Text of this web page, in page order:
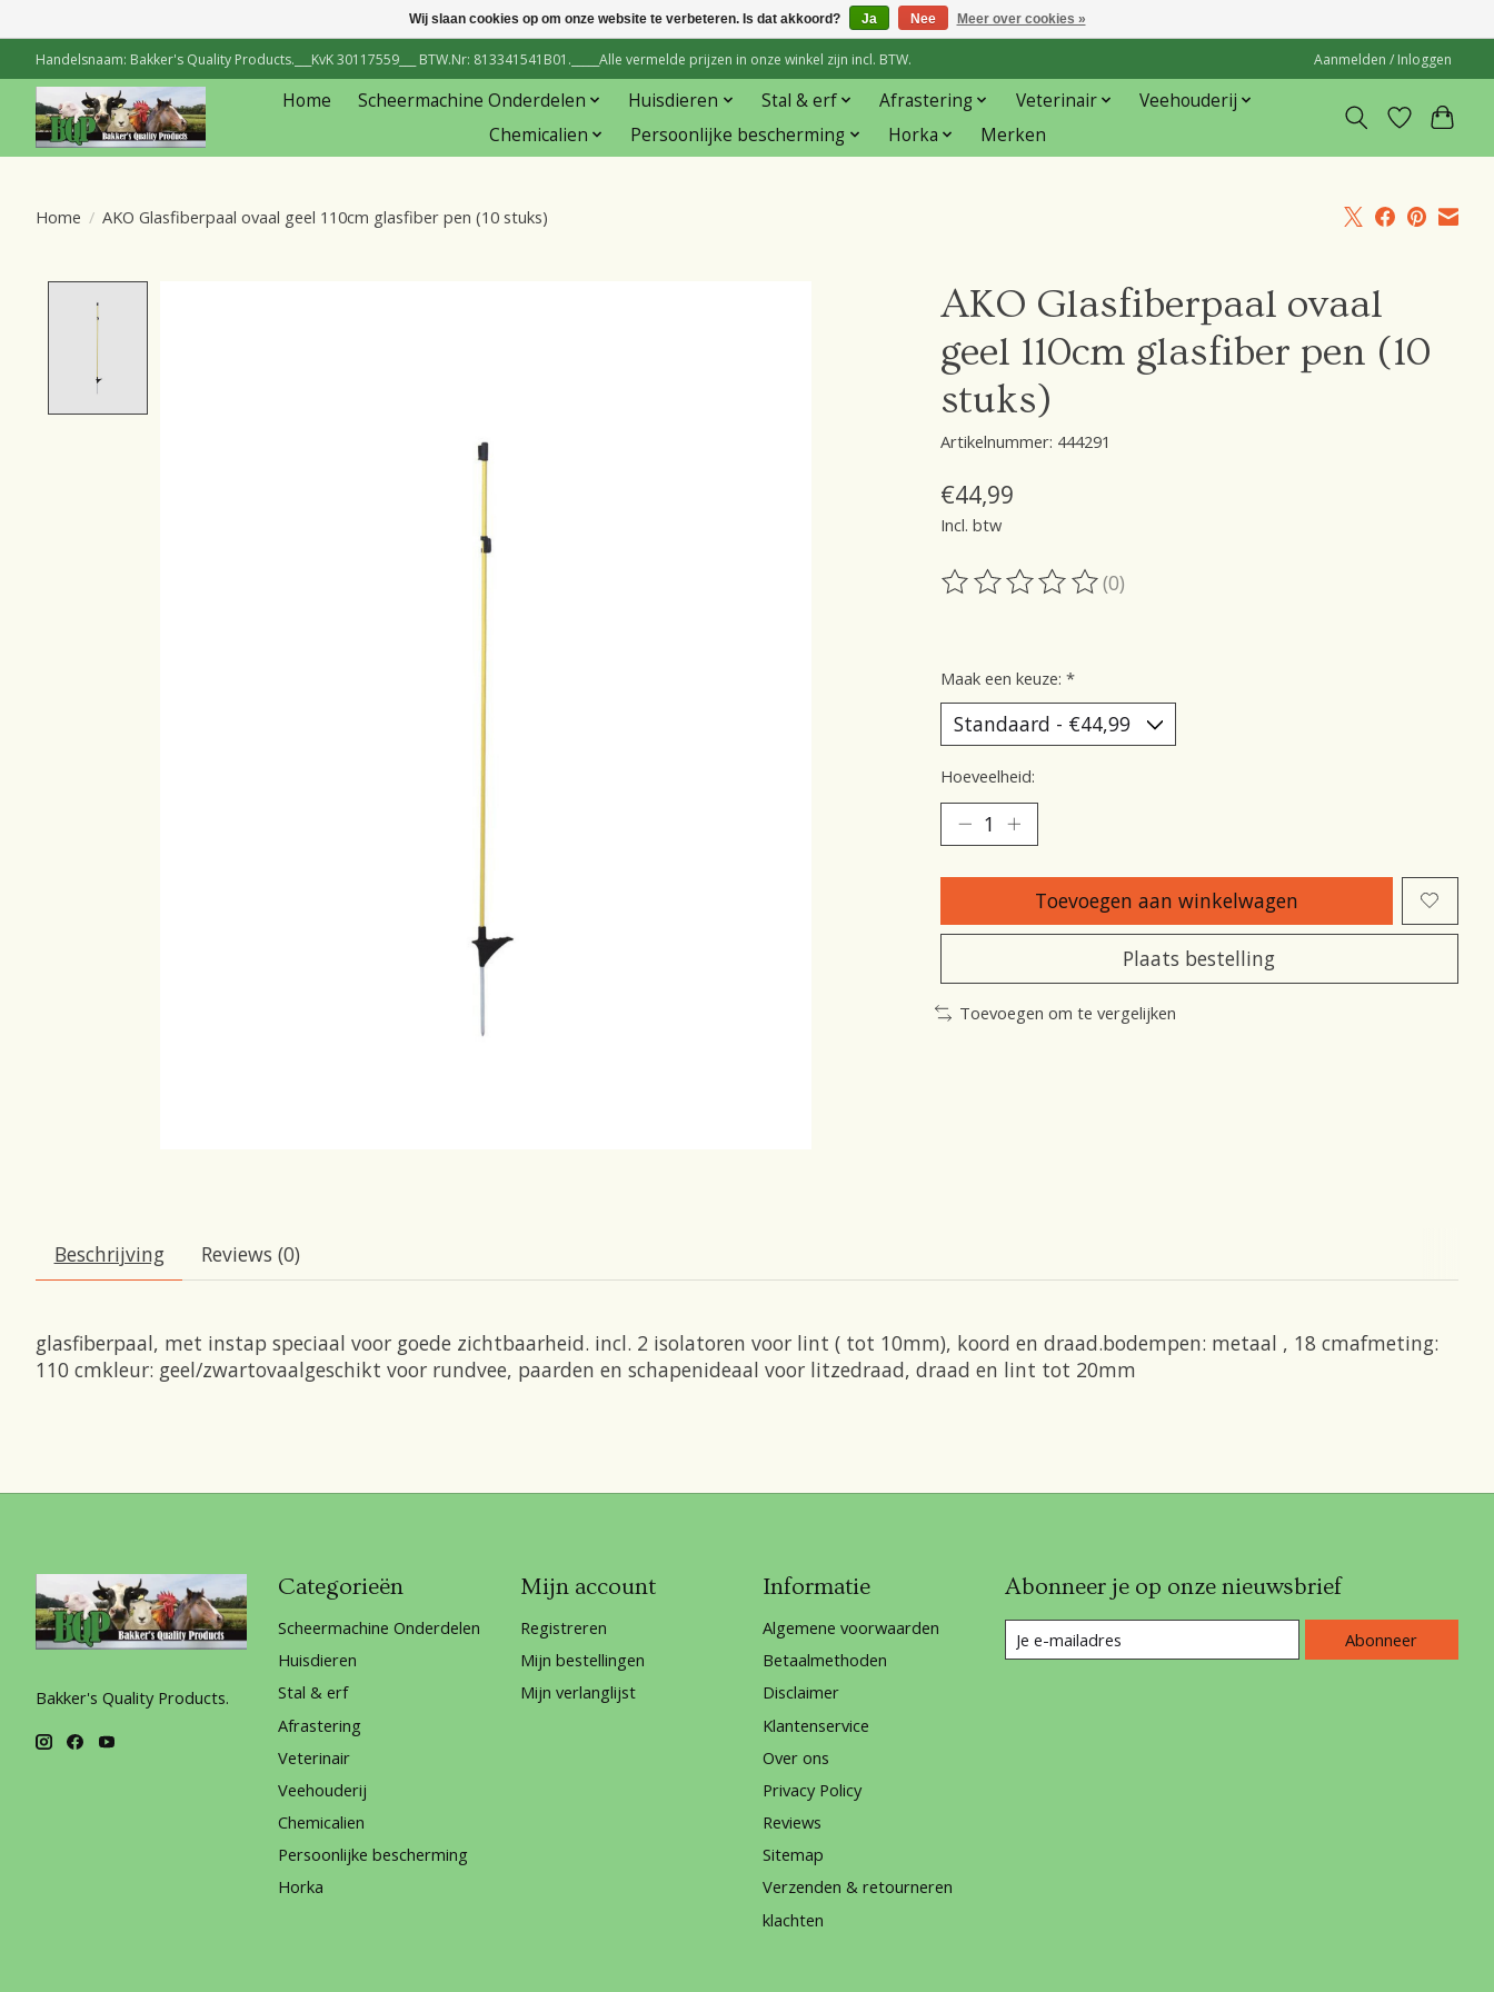
Handelsnaam: Bakker's Quality Products.___KvK 30117559___ BTW.Nr: 813341541B01._____Alle vermelde prijzen in onze winkel zijn incl. BTW. Aanmelden / Inloggen
Home Scheermachine Onderdelen Huisdieren Stal & erf Afrastering Veterinair
Veehouderij
Chemicalien
Persoonlijke bescherming Horka Merken
Home / AKO Glasfiberpaal ovaal geel 110cm glasfiber pen (10 stuks)
AKO Glasfiberpaal ovaal
geel 110cm glasfiber pen (10
stuks)
Artikelnummer: 444291
€44,99
Incl. btw
De beoordeling van dit product is
(0)
Maak een keuze: *
Hoeveelheid:
Toevoegen aan winkelwagen
Plaats bestelling
Toevoegen om te vergelijken
Beschrijving Reviews (0)
glasfiberpaal, met instap speciaal voor goede zichtbaarheid. incl. 2 isolatoren voor lint ( tot 10mm), koord en draad.bodempen: metaal , 18 cmafmeting:
110 cmkleur: geel/zwartovaalgeschikt voor rundvee, paarden en schapenideaal voor litzedraad, draad en lint tot 20mm
Bakker's Quality Products.
Categorieën
Scheermachine Onderdelen
Huisdieren
Stal & erf
Afrastering
Veterinair
Veehouderij
Chemicalien
Persoonlijke bescherming
Horka
Mijn account
Registreren
Mijn bestellingen
Mijn verlanglijst
Informatie
Algemene voorwaarden
Betaalmethoden
Disclaimer
Klantenservice
Over ons
Privacy Policy
Reviews
Sitemap
Verzenden & retourneren
klachten
Abonneer je op onze nieuwsbrief
Abonneer
Wij slaan cookies op om onze website te verbeteren. Is dat akkoord? Ja Nee Meer over cookies »